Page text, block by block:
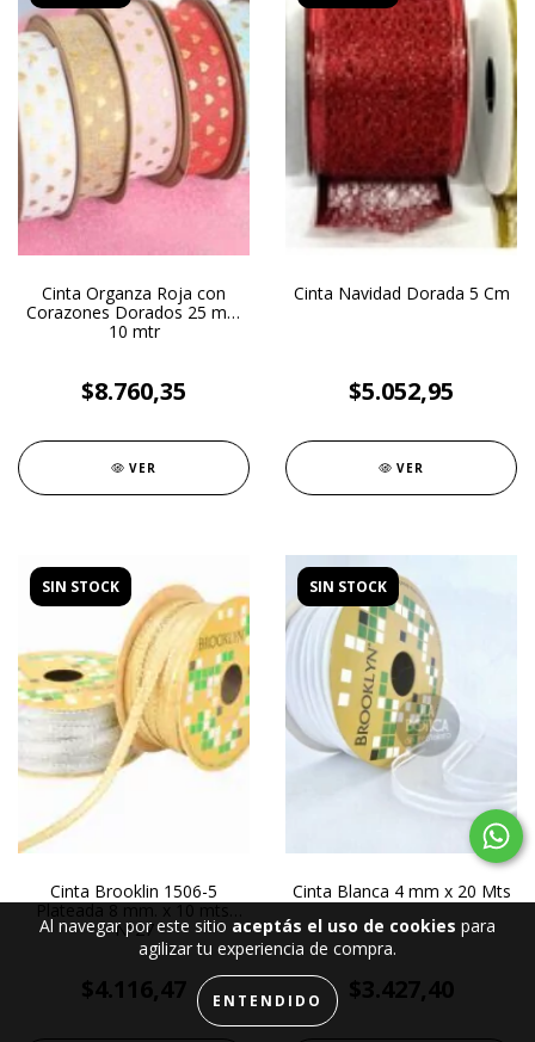
Al navegar por este sitio aceptás el uso de cookies para
agilizar tu experiencia de compra.
ENTENDIDO
Cinta Organza Roja con
Corazones Dorados 25 mm
10 mtr
$8.760,35
VER
Cinta Navidad Dorada 5 Cm
$5.052,95
VER
SIN STOCK
Cinta Brooklin 1506-5
Plateada 8 mm. x 10 mts.
N°27
$4.116,47
SIN STOCK
Cinta Blanca 4 mm x 20 Mts
$3.427,40